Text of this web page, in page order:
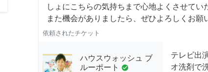
しょにこちらの気持ちまで心地よくさせてい
また機会がありましたら、ぜひよろしくお願
依頼されたチケット
ハウスウォッシュ ブ
ルーポート check_circle
テレビ出
オ洗剤で